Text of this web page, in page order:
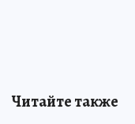
Читайте также